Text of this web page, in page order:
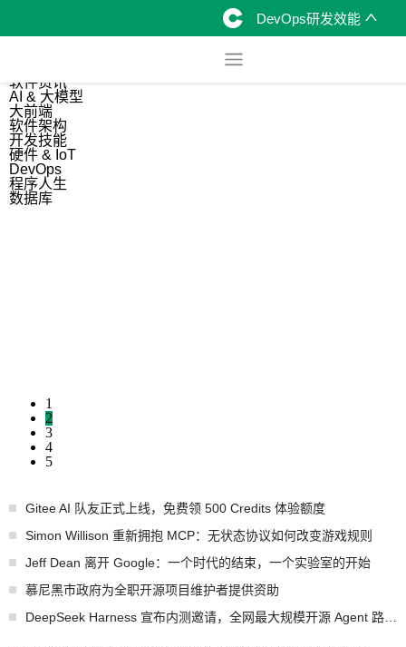
DevOps研发效能
软件资讯
AI & 大模型
大前端
软件架构
开发技能
硬件 & IoT
DevOps
程序人生
数据库
1
2
3
4
5
Gitee AI 队友正式上线，免费领 500 Credits 体验额度
Simon Willison 重新拥抱 MCP：无状态协议如何改变游戏规则
Jeff Dean 离开 Google：一个时代的结束，一个实验室的开始
慕尼黑市政府为全职开源项目维护者提供资助